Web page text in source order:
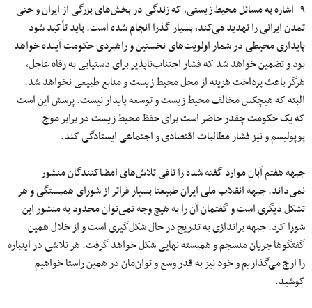
۹- اشاره به مسائل محیط زیستی، که زندگی در بخش‌های بزرگی از ایران و حتی
تمدن ایرانی را تهدید می‌کند، بسیار گذرا انجام شده است. باید تأکید شود
پایداری محیطی در شمار اولویت‌های نخستین و راهبردی حکومت آینده خواهد
بود و تضمین خواهد شد که فشار اجتناب‌ناپذیر برای دستیابی به رفاه عاجل،
هرگز باعث پرداخت هزینه از محل محیط زیست و منابع طبیعی نخواهد شد.
البته که هیچکس مخالف محیط زیست و توسعه پایدار نیست. پرسش این است
که یک حکومت چقدر حاضر است برای حفظ محیط زیست در برابر موج
پوپولیسم و نیز فشار مطالبات اقتصادی و اجتماعی ایستادگی کند.
جبهه هفتم آبان موارد گفته شده را نافی تلاش‌های امضاکنندگان منشور
نمی‌داند. جبهه انقلاب ملی ایران طبیعتا بسیار فراتر از شورای همبستگی و هر
تشکل دیگری است و گفتمان آن را به هیچ وجه نمی‌توان محدود به منشور این
شورا کرد. جبهه براندازی به تدریج در حال شکل‌گیری است و از خلال همین
گفتگوها جریان منسجم و همبسته نهایی شکل خواهد گرفت. هر تلاشی در اینباره
را ارج می‌گذاریم و خود نیز به قدر وسع و توان‌مان در همین راستا خواهیم
کوشید.